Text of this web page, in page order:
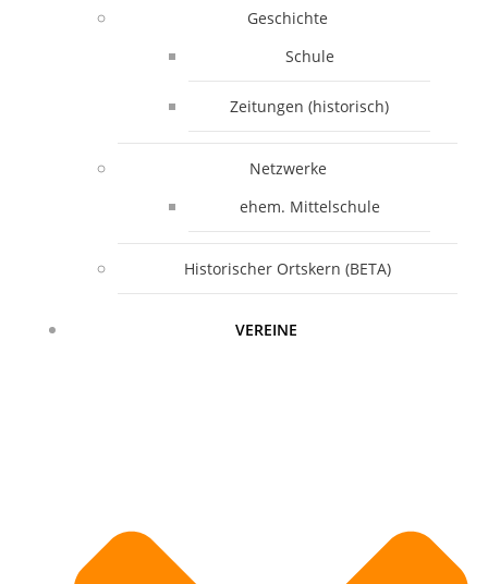
Geschichte
Schule
Zeitungen (historisch)
Netzwerke
ehem. Mittelschule
Historischer Ortskern (BETA)
VEREINE